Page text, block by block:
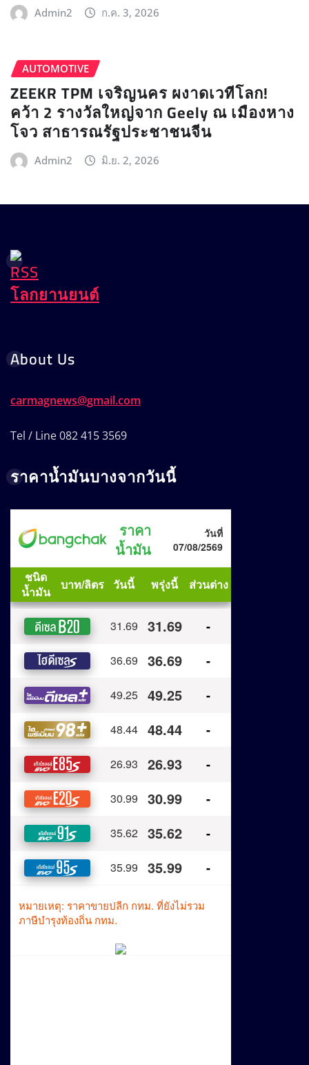
Admin2 ก.ค. 3, 2026
AUTOMOTIVE
ZEEKR TPM เจริญนคร ผงาดเวทีโลก!
คว้า 2 รางวัลใหญ่จาก Geely ณ เมืองหาง
โจว สาธารณรัฐประชาชนจีน
Admin2 มิ.ย. 2, 2026
โลกยานยนต์
About Us
carmagnews@gmail.com
Tel / Line 082 415 3569
ราคาน้ำมันบางจากวันนี้